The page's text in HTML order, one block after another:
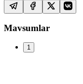
Mavsumlar
1